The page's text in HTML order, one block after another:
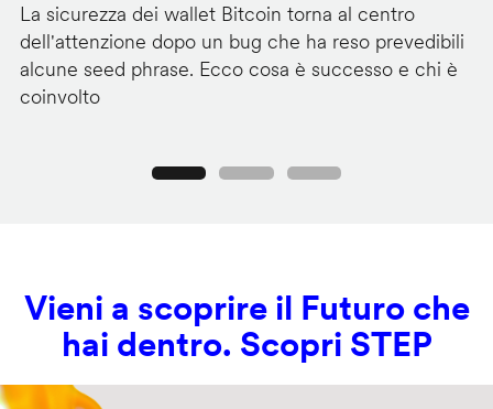
La sicurezza dei wallet Bitcoin torna al centro
dell'attenzione dopo un bug che ha reso prevedibili
alcune seed phrase. Ecco cosa è successo e chi è
coinvolto
Vieni a scoprire il Futuro che
hai dentro. Scopri STEP